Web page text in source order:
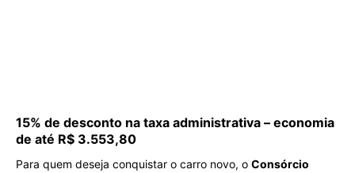
15% de desconto na taxa administrativa – economia
de até R$ 3.553,80
Para quem deseja conquistar o carro novo, o Consórcio